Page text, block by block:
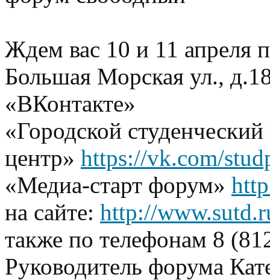
Ждем вас 10 и 11 апреля
Большая Морская ул.,
«ВКонтакте»
«Городской студенческий
центр» https://vk.com/
«Медиа-старт форум»
на сайте: http://
также по телефонам 8
Руководитель форума